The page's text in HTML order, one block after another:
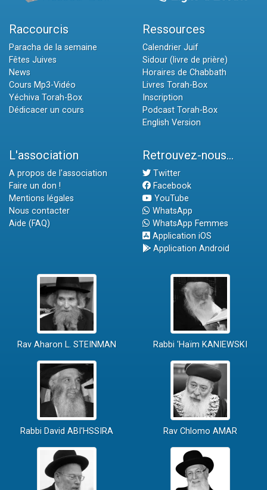
Raccourcis
Paracha de la semaine
Fêtes Juives
News
Cours Mp3-Vidéo
Yéchiva Torah-Box
Dédicacer un cours
Ressources
Calendrier Juif
Sidour (livre de prière)
Horaires de Chabbath
Livres Torah-Box
Inscription
Podcast Torah-Box
English Version
L'association
A propos de l'association
Faire un don !
Mentions légales
Nous contacter
Aide (FAQ)
Retrouvez-nous...
Twitter
Facebook
YouTube
WhatsApp
WhatsApp Femmes
Application iOS
Application Android
Rav Aharon L. STEINMAN Rabbi 'Haïm KANIEWSKI
Rabbi David ABI'HSSIRA Rav Chlomo AMAR